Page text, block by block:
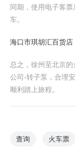
同期，使用电子客
车。
海口市琪胡汇百货店
总之，徐州至北京
公司-转子泵，合理
顺利踏上旅程。
查询 火车票